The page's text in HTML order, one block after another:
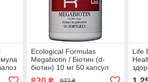
Ecological Formulas
Megabiotin / Біотин (d-
біотин) 10 мг 50 капсул
Термін 12/2026
Life